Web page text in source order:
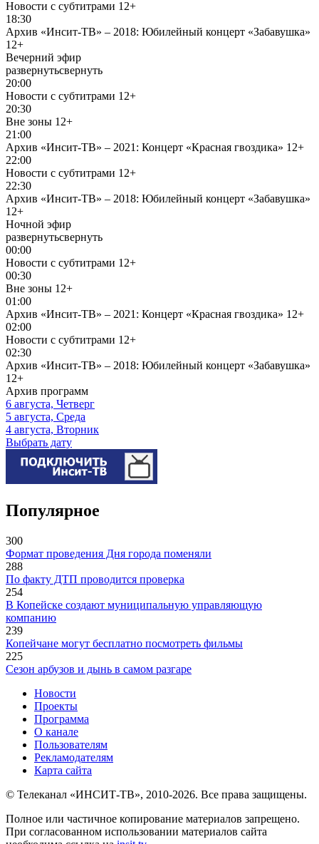
Новости с субтитрами 12+
18:30
Архив «Инсит-ТВ» – 2018: Юбилейный концерт «Забавушка»
12+
Вечерний эфир
развернутьсвернуть
20:00
Новости с субтитрами 12+
20:30
Вне зоны 12+
21:00
Архив «Инсит-ТВ» – 2021: Концерт «Красная гвоздика» 12+
22:00
Новости с субтитрами 12+
22:30
Архив «Инсит-ТВ» – 2018: Юбилейный концерт «Забавушка»
12+
Ночной эфир
развернутьсвернуть
00:00
Новости с субтитрами 12+
00:30
Вне зоны 12+
01:00
Архив «Инсит-ТВ» – 2021: Концерт «Красная гвоздика» 12+
02:00
Новости с субтитрами 12+
02:30
Архив «Инсит-ТВ» – 2018: Юбилейный концерт «Забавушка»
12+
Архив программ
6 августа, Четверг
5 августа, Среда
4 августа, Вторник
Выбрать дату
Популярное
300
Формат проведения Дня города поменяли
288
По факту ДТП проводится проверка
254
В Копейске создают муниципальную управляющую
компанию
239
Копейчане могут бесплатно посмотреть фильмы
225
Сезон арбузов и дынь в самом разгаре
Новости
Проекты
Программа
О канале
Пользователям
Рекламодателям
Карта сайта
© Телеканал «ИНСИТ-ТВ», 2010-2026. Все права защищены.
Полное или частичное копирование материалов запрещено.
При согласованном использовании материалов сайта